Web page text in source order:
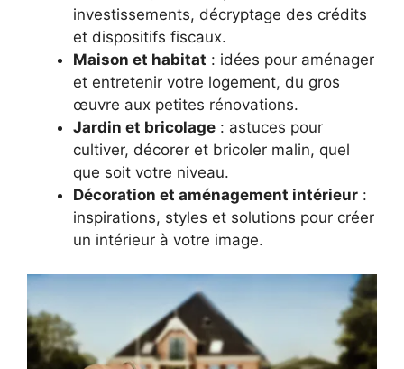
investissements, décryptage des crédits
et dispositifs fiscaux.
Maison et habitat : idées pour aménager
et entretenir votre logement, du gros
œuvre aux petites rénovations.
Jardin et bricolage : astuces pour
cultiver, décorer et bricoler malin, quel
que soit votre niveau.
Décoration et aménagement intérieur :
inspirations, styles et solutions pour créer
un intérieur à votre image.